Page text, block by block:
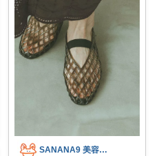
SANANA9 美容＆ファッション